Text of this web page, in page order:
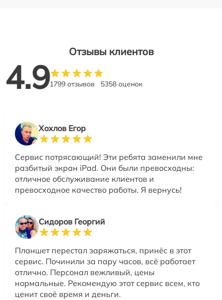
Отзывы клиентов
4.91799 отзывов 5358 оценок
Хохлов Егор
Сервис потрясающий! Эти ребята заменили мне
разбитый экран iPad. Они были превосходны:
отличное обслуживание клиентов и
превосходное качество работы. Я вернусь!
Сидоров Георгий
Планшет перестал заряжаться, принёс в этот
сервис. Починили за пару часов, всё работает
отлично. Персонал вежливый, цены
нормальные. Рекомендую этот сервис всем, кто
ценит своё время и деньги.